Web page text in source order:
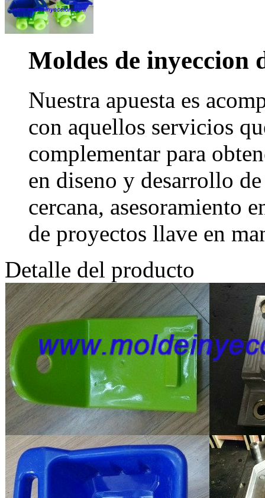
Moldes de inyeccion
Nuestra apuesta es
con aquellos servicios
complementar para
en diseno y desarrollo
cercana, asesoramiento
de proyectos llave en
Detalle del producto